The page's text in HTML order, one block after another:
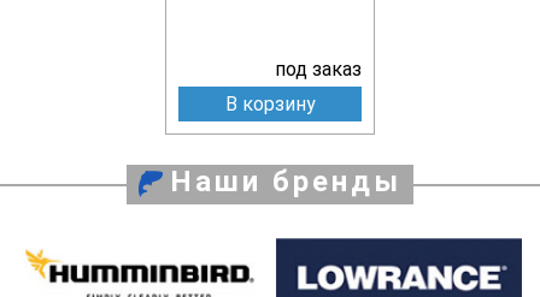
под заказ
В корзину
Наши бренды